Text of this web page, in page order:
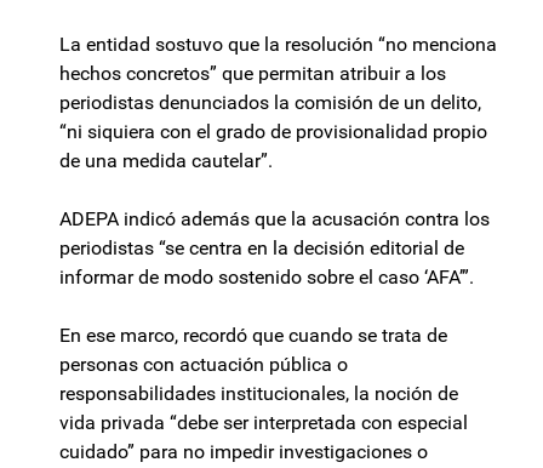
La entidad sostuvo que la resolución “no menciona
hechos concretos” que permitan atribuir a los
periodistas denunciados la comisión de un delito,
“ni siquiera con el grado de provisionalidad propio
de una medida cautelar”.
ADEPA indicó además que la acusación contra los
periodistas “se centra en la decisión editorial de
informar de modo sostenido sobre el caso ‘AFA’”.
En ese marco, recordó que cuando se trata de
personas con actuación pública o
responsabilidades institucionales, la noción de
vida privada “debe ser interpretada con especial
cuidado” para no impedir investigaciones o